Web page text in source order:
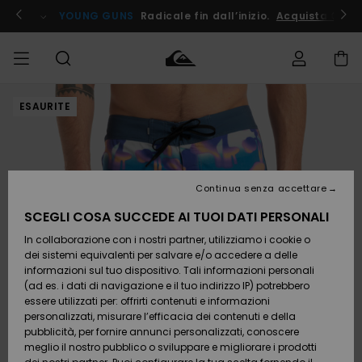
informazioni
prodotto
! YOUNG GUNS Radicale fin dall’inizio. Acquista Ora
UOMO Abbigliamento
Accessori
Calzature
e
infradito
Surf /
Acqua
BAMBINO
Abbigliamento
Accessori
Calzature
e
infradito
Surf /
Acqua
Shop
Nuovi
Da
Scoprire
Snow
SURF
Surf Shop
Uomo
Highlights
Comunità
SNOW
Snow
Shop
Uomo
Shop
Snow
Shop
Donna
OUTLET
Outlet
Uomo
Outlet
Donna
ordine
Spedizione
Pagamento
Buono regalo
Quiksilver
Freedom
ESAURITE
SCEGLI COSA SUCCEDE AI TUOI DATI PERSONALI
In collaborazione con i nostri partner, utilizziamo i cookie o
dei sistemi equivalenti per salvare e/o accedere a delle
informazioni sul tuo dispositivo. Tali informazioni personali
(ad es. i dati di navigazione e il tuo indirizzo IP) potrebbero
essere utilizzati per: offrirti contenuti e informazioni
personalizzati, misurare l’efficacia dei contenuti e della
pubblicità, per fornire annunci personalizzati, conoscere
meglio il nostro pubblico o sviluppare e migliorare i prodotti
Continua senza accettare